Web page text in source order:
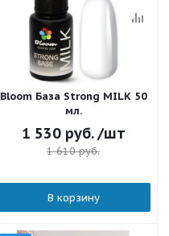
Bloom База Strong MILK 50
мл.
1 530руб. /шт
1 610руб.
В корзину